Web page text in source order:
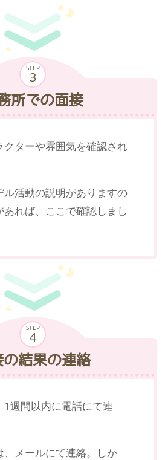
STEP
所での面接
クターや雰囲気を確認され
ル活動の説明がありますの
あれば、ここで確認しまし
STEP
の結果の連絡
1週間以内に電話にて連
、メールにて連絡。しか